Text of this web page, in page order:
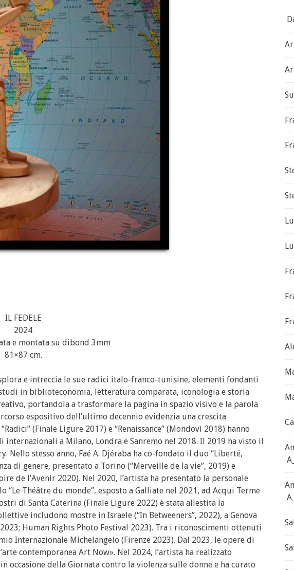
IL FEDELE
2024
e montata su dibond 3mm
81×87 cm.
e intreccia le sue radici italo-franco-tunisine, elementi fondanti
in biblioteconomia, letteratura comparata, iconologia e storia
portandola a trasformare la pagina in spazio visivo e la parola
espositivo dell’ultimo decennio evidenzia una crescita
(Finale Ligure 2017) e “Renaissance” (Mondovì 2018) hanno
a Milano, Londra e Sanremo nel 2018. Il 2019 ha visto il
Nello stesso anno, Faé A. Djéraba ha co-fondato il duo “Liberté,
di genere, presentato a Torino (“Merveille de la vie”, 2019) e
de l’Avenir 2020). Nel 2020, l’artista ha presentato la personale
Théâtre du monde”, esposto a Galliate nel 2021, ad Acqui Terme
di Santa Caterina (Finale Ligure 2022) è stata allestita la
includono mostre in Israele (“In Betweeners”, 2022), a Genova
Human Rights Photo Festival 2023). Tra i riconoscimenti ottenuti
Internazionale Michelangelo (Firenze 2023). Dal 2023, le opere di
contemporanea Art Now». Nel 2024, l’artista ha realizzato
occasione della Giornata contro la violenza sulle donne e ha curato